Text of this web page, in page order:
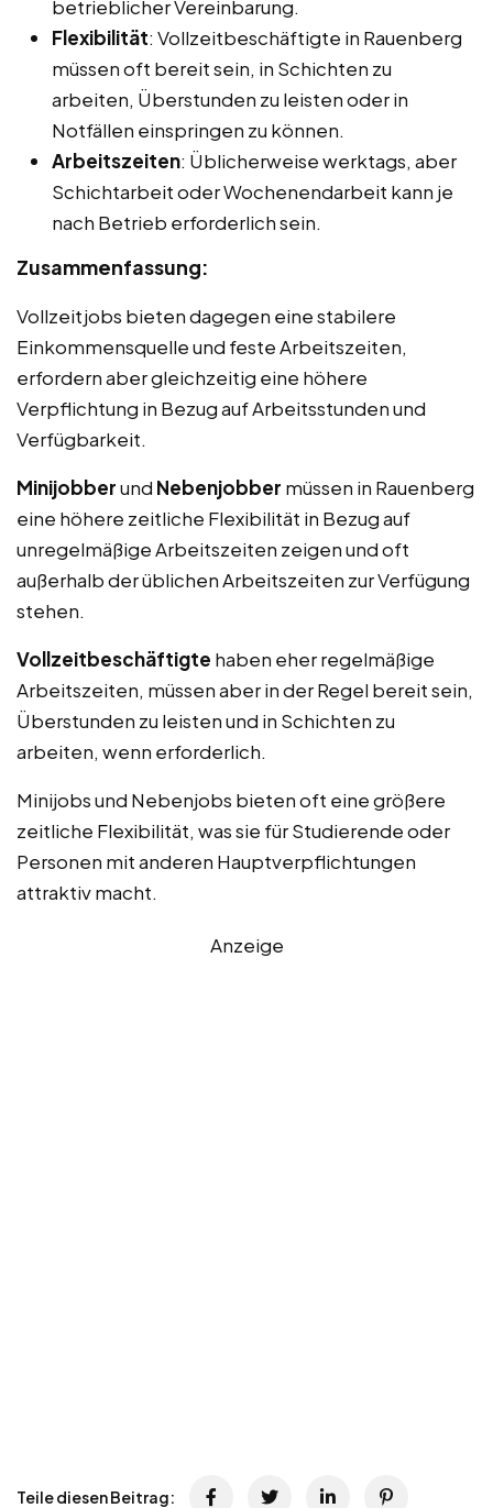
betrieblicher Vereinbarung.
Flexibilität: Vollzeitbeschäftigte in Rauenberg
müssen oft bereit sein, in Schichten zu
arbeiten, Überstunden zu leisten oder in
Notfällen einspringen zu können.
Arbeitszeiten: Üblicherweise werktags, aber
Schichtarbeit oder Wochenendarbeit kann je
nach Betrieb erforderlich sein.
Zusammenfassung:
Vollzeitjobs bieten dagegen eine stabilere
Einkommensquelle und feste Arbeitszeiten,
erfordern aber gleichzeitig eine höhere
Verpflichtung in Bezug auf Arbeitsstunden und
Verfügbarkeit.
Minijobberund Nebenjobber müssen in Rauenberg
eine höhere zeitliche Flexibilität in Bezug auf
unregelmäßige Arbeitszeiten zeigen und oft
außerhalb der üblichen Arbeitszeiten zur Verfügung
stehen.
Vollzeitbeschäftigte haben eher regelmäßige
Arbeitszeiten, müssen aber in der Regel bereit sein,
Überstunden zu leisten und in Schichten zu
arbeiten, wenn erforderlich.
Minijobs und Nebenjobs bieten oft eine größere
zeitliche Flexibilität, was sie für Studierende oder
Personen mit anderen Hauptverpflichtungen
attraktiv macht.
Anzeige
Teile diesen Beitrag: